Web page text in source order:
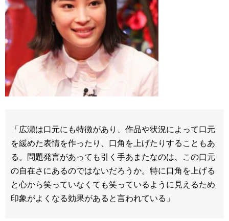
「広瀬は口元にも特徴があり、作品や状況によって口元
を緩めた表情を作ったり、口角を上げたりすることもあ
る。問題発言があっても引く手あまたなのは、この口元
の自在さにあるのではないだろうか。特に口角を上げる
と心から笑っていなくても笑っているように見えるため
印象がよくなる効果があると言われている」